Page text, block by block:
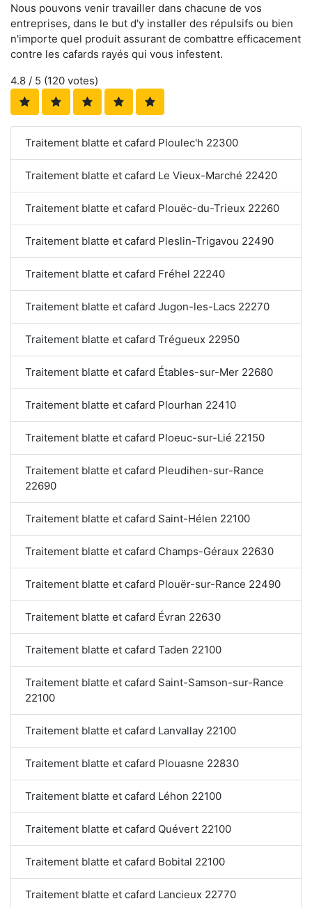
Nous pouvons venir travailler dans chacune de vos
entreprises, dans le but d'y installer des répulsifs ou bien
n'importe quel produit assurant de combattre efficacement
contre les cafards rayés qui vous infestent.
4.8 / 5 (120 votes)
Traitement blatte et cafard Ploulec'h 22300
Traitement blatte et cafard Le Vieux-Marché 22420
Traitement blatte et cafard Plouëc-du-Trieux 22260
Traitement blatte et cafard Pleslin-Trigavou 22490
Traitement blatte et cafard Fréhel 22240
Traitement blatte et cafard Jugon-les-Lacs 22270
Traitement blatte et cafard Trégueux 22950
Traitement blatte et cafard Étables-sur-Mer 22680
Traitement blatte et cafard Plourhan 22410
Traitement blatte et cafard Ploeuc-sur-Lié 22150
Traitement blatte et cafard Pleudihen-sur-Rance
22690
Traitement blatte et cafard Saint-Hélen 22100
Traitement blatte et cafard Champs-Géraux 22630
Traitement blatte et cafard Plouër-sur-Rance 22490
Traitement blatte et cafard Évran 22630
Traitement blatte et cafard Taden 22100
Traitement blatte et cafard Saint-Samson-sur-Rance
22100
Traitement blatte et cafard Lanvallay 22100
Traitement blatte et cafard Plouasne 22830
Traitement blatte et cafard Léhon 22100
Traitement blatte et cafard Quévert 22100
Traitement blatte et cafard Bobital 22100
Traitement blatte et cafard Lancieux 22770